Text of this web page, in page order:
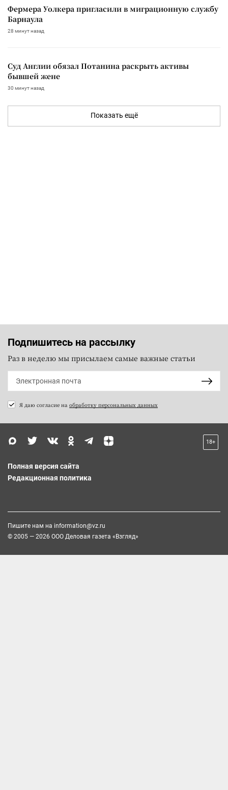
Фермера Уолкера пригласили в миграционную службу
Барнаула
28 минут назад
Суд Англии обязал Потанина раскрыть активы
бывшей жене
30 минут назад
Показать ещё
Подпишитесь на рассылку
Раз в неделю мы присылаем самые важные статьи
Я даю согласие на обработку персональных данных
18+
Полная версия сайта
Редакционная политика
Пишите нам на information@vz.ru
© 2005 — 2026 ООО Деловая газета «Взгляд»